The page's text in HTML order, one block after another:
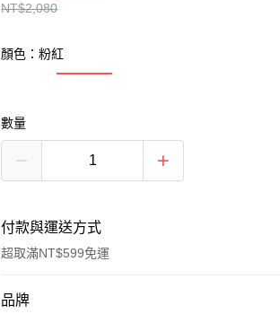
NT$2,080
顏色：粉紅
數量
付款與運送方式
超取滿NT$599免運
付款方式
品牌